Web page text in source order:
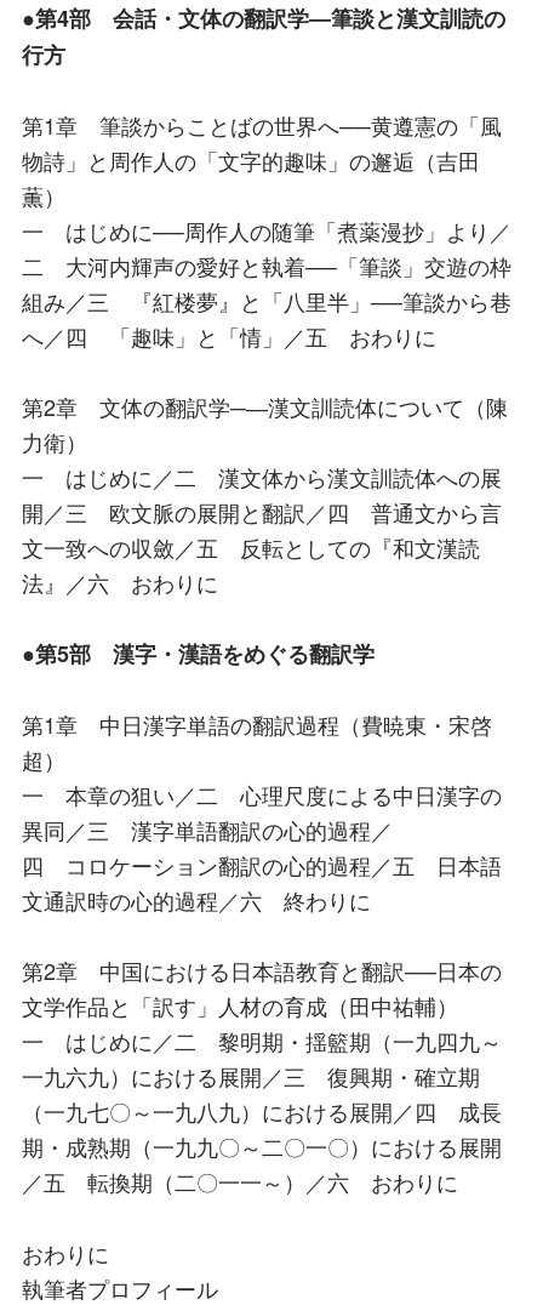
●第4部 会話・文体の翻訳学―筆談と漢文訓読の
行方
第1章 筆談からことばの世界へ──黄遵憲の「風
物詩」と周作人の「文字的趣味」の邂逅（吉田
薫）
一 はじめに──周作人の随筆「煮薬漫抄」より／
二 大河内輝声の愛好と執着──「筆談」交遊の枠
組み／三 『紅楼夢』と「八里半」──筆談から巷
へ／四 「趣味」と「情」／五 おわりに
第2章 文体の翻訳学─―漢文訓読体について（陳
力衛）
一 はじめに／二 漢文体から漢文訓読体への展
開／三 欧文脈の展開と翻訳／四 普通文から言
文一致への収斂／五 反転としての『和文漢読
法』／六 おわりに
●第5部 漢字・漢語をめぐる翻訳学
第1章 中日漢字単語の翻訳過程（費暁東・宋啓
超）
一 本章の狙い／二 心理尺度による中日漢字の
異同／三 漢字単語翻訳の心的過程／
四 コロケーション翻訳の心的過程／五 日本語
文通訳時の心的過程／六 終わりに
第2章 中国における日本語教育と翻訳──日本の
文学作品と「訳す」人材の育成（田中祐輔）
一 はじめに／二 黎明期・揺籃期（一九四九～
一九六九）における展開／三 復興期・確立期
（一九七〇～一九八九）における展開／四 成長
期・成熟期（一九九〇～二〇一〇）における展開
／五 転換期（二〇一一～）／六 おわりに
おわりに
執筆者プロフィール